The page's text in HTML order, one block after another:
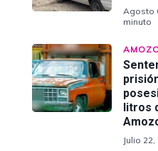
Agosto
minuto
litros
Julio